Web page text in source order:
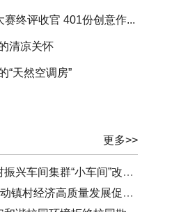
赛终评收官 401份创意作...
清凉关怀
“天然空调房”
更多>>
间集群“小车间”改善“大民生
经济高质量发展促进镇村集体